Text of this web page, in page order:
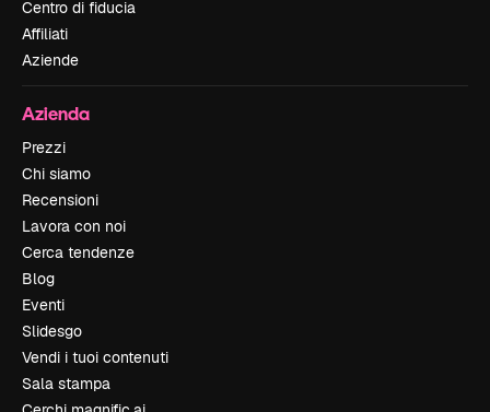
Centro di fiducia
Affiliati
Aziende
Azienda
Prezzi
Chi siamo
Recensioni
Lavora con noi
Cerca tendenze
Blog
Eventi
Slidesgo
Vendi i tuoi contenuti
Sala stampa